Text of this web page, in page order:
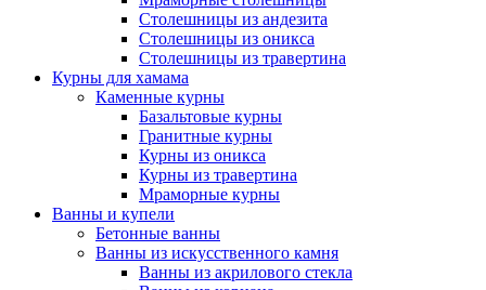
Столешницы из андезита
Столешницы из оникса
Столешницы из травертина
Курны для хамама
Каменные курны
Базальтовые курны
Гранитные курны
Курны из оникса
Курны из травертина
Мраморные курны
Ванны и купели
Бетонные ванны
Ванны из искусственного камня
Ванны из акрилового стекла